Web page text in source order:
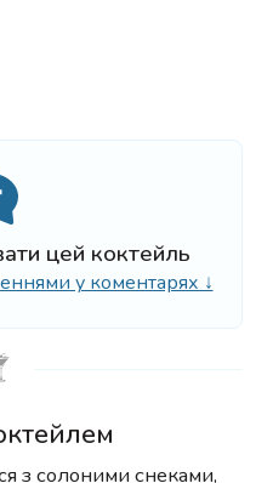
цей коктейль
у коментарях ↓
з солоними снеками,